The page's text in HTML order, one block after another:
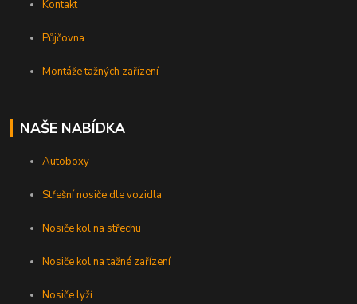
Kontakt
Půjčovna
Montáže tažných zařízení
NAŠE NABÍDKA
Autoboxy
Střešní nosiče dle vozidla
Nosiče kol na střechu
Nosiče kol na tažné zařízení
Nosiče lyží